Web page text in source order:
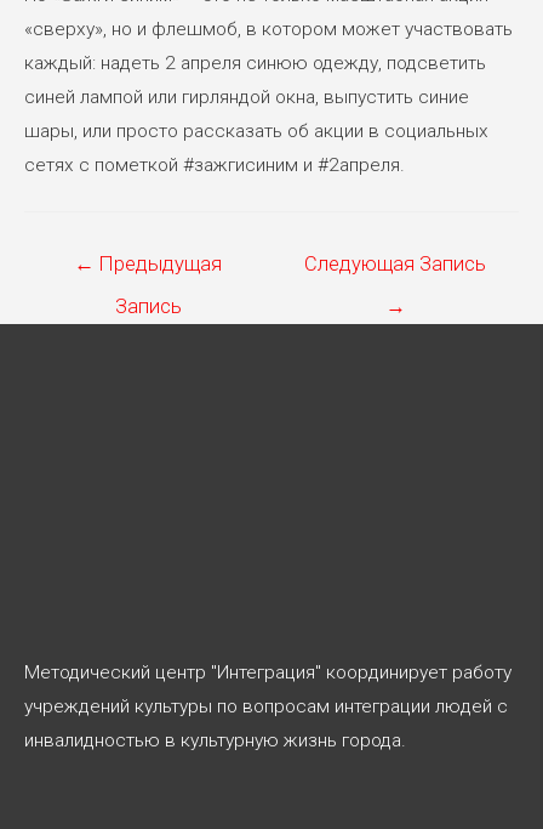
«сверху», но и флешмоб, в котором может участвовать
каждый: надеть 2 апреля синюю одежду, подсветить
синей лампой или гирляндой окна, выпустить синие
шары, или просто рассказать об акции в социальных
сетях с пометкой #зажгисиним и #2апреля.
Навигация
записям
← Предыдущая
Запись
Следующая Запись
→
Методический центр "Интеграция" координирует работу
учреждений культуры по вопросам интеграции людей с
инвалидностью в культурную жизнь города.